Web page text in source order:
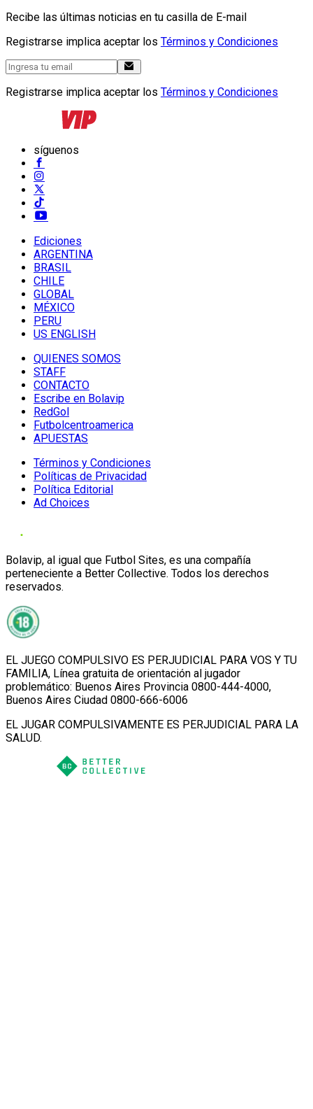
Recibe las últimas noticias en tu casilla de E-mail
Registrarse implica aceptar los Términos y Condiciones
Registrarse implica aceptar los Términos y Condiciones
síguenos
Ediciones
ARGENTINA
BRASIL
CHILE
GLOBAL
MÉXICO
PERU
US ENGLISH
QUIENES SOMOS
STAFF
CONTACTO
Escribe en Bolavip
RedGol
Futbolcentroamerica
APUESTAS
Términos y Condiciones
Políticas de Privacidad
Política Editorial
Ad Choices
Bolavip, al igual que Futbol Sites, es una compañía
perteneciente a Better Collective. Todos los derechos
reservados.
EL JUEGO COMPULSIVO ES PERJUDICIAL PARA VOS Y TU
FAMILIA, Línea gratuita de orientación al jugador
problemático: Buenos Aires Provincia 0800-444-4000,
Buenos Aires Ciudad 0800-666-6006
EL JUGAR COMPULSIVAMENTE ES PERJUDICIAL PARA LA
SALUD.